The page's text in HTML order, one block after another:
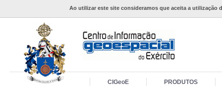
Ao utilizar este site consideramos que aceita a utilização
CIGeoE PRODUTOS